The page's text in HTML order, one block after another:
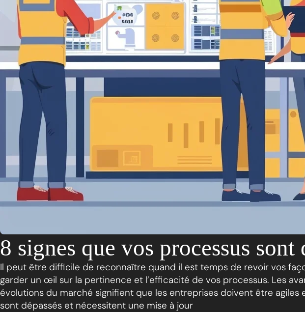
8 signes que vos processus sont
Il peut être difficile de reconnaître quand il est temps de revoir vos
garder un œil sur la pertinence et l’efficacité de vos processus. Les
évolutions du marché signifient que les entreprises doivent être
sont dépassés et nécessitent une mise à jour